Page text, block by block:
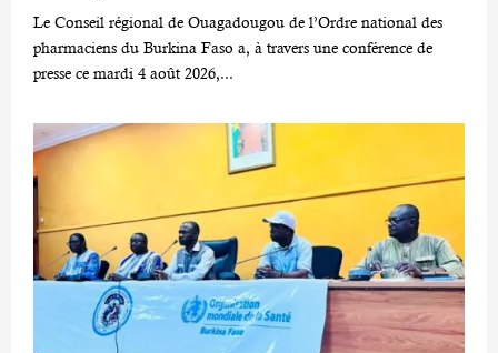
Le Conseil régional de Ouagadougou de l’Ordre national des
pharmaciens du Burkina Faso a, à travers une conférence de
presse ce mardi 4 août 2026,...